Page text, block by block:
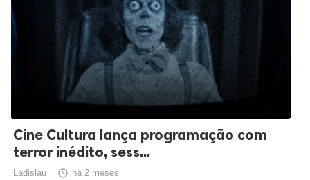
Cine Cultura lança programação com
terror inédito, sess...
Ladislau  há 2 meses